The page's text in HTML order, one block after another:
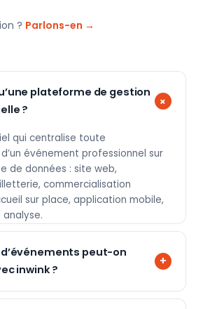
? Parlons-en →
plateforme de gestion
?
qui centralise toute
événement professionnel sur
de données : site web,
commercialisation
sur place, application mobile,
peut-on
inwink ?